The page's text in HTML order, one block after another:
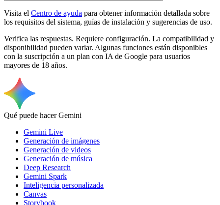
Visita el Centro de ayuda para obtener información detallada sobre
los requisitos del sistema, guías de instalación y sugerencias de uso.
Verifica las respuestas. Requiere configuración. La compatibilidad y
disponibilidad pueden variar. Algunas funciones están disponibles
con la suscripción a un plan con IA de Google para usuarios
mayores de 18 años.
Qué puede hacer Gemini
Gemini Live
Generación de imágenes
Generación de videos
Generación de música
Deep Research
Gemini Spark
Inteligencia personalizada
Canvas
Storybook